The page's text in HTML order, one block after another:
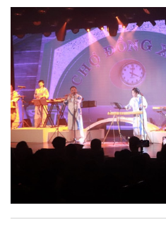
Long (số 31 - 33 phố Lương Văn